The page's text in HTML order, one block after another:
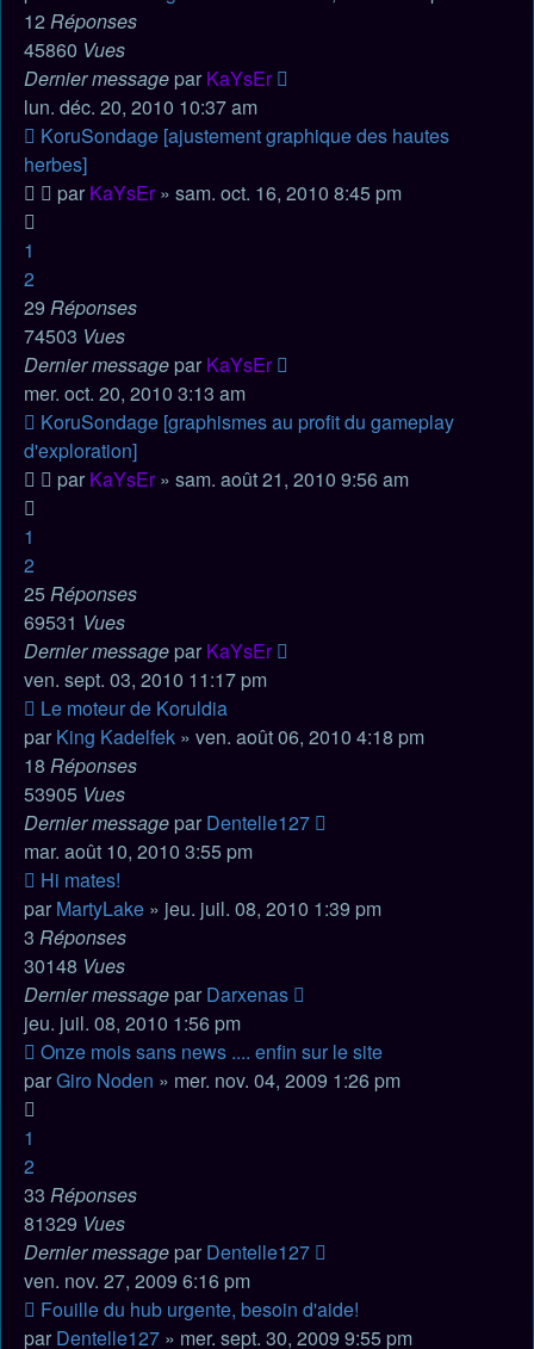
12 Réponses
45860 Vues
Dernier message par KaYsEr
lun. déc. 20, 2010 10:37 am
KoruSondage [ajustement graphique des hautes
herbes]
par KaYsEr» sam. oct. 16, 2010 8:45 pm
1
2
29 Réponses
74503 Vues
Dernier message par KaYsEr
mer. oct. 20, 2010 3:13 am
KoruSondage [graphismes au profit du gameplay
d'exploration]
par KaYsEr» sam. août 21, 2010 9:56 am
1
2
25Réponses
69531 Vues
Dernier message par KaYsEr
ven. sept. 03, 2010 11:17 pm
Le moteur de Koruldia
par King Kadelfek » ven. août 06, 2010 4:18 pm
18 Réponses
53905 Vues
Dernier message par Dentelle127
mar. août 10, 2010 3:55 pm
Hi mates!
par MartyLake » jeu. juil. 08, 2010 1:39 pm
3 Réponses
30148 Vues
Dernier message par Darxenas
jeu. juil. 08, 2010 1:56 pm
Onze mois sans news .... enfin sur le site
parGiro Noden » mer. nov. 04, 2009 1:26 pm
1
2
33 Réponses
81329 Vues
Dernier message par Dentelle127
ven. nov. 27, 2009 6:16 pm
Fouille du hub urgente, besoin d'aide!
par Dentelle127 » mer. sept. 30, 2009 9:55 pm